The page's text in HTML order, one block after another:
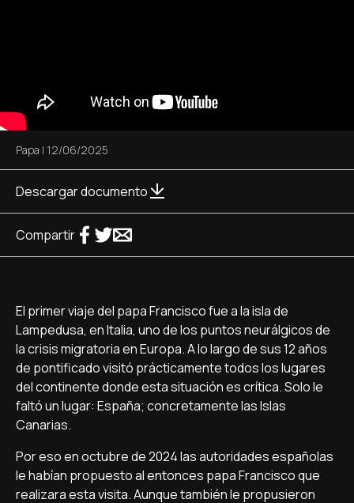
Papa | 12/06/2025
Descargar documento
Compartir
El primer viaje del papa Francisco fue a la isla de
Lampedusa, en Italia, uno de los puntos neurálgicos de
la crisis migratoria en Europa. A lo largo de sus 12 años
de pontificado visitó prácticamente todos los lugares
del continente donde esta situación es crítica. Solo le
faltó un lugar: España; concretamente las Islas
Canarias.
Por eso en octubre de 2024 las autoridades españolas
le habían propuesto al entonces papa Francisco que
realizara esta visita. Aunque también le propusieron